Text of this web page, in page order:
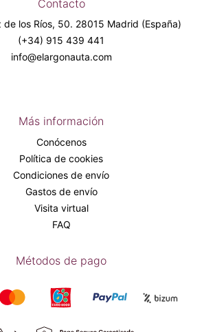
Contacto
de los Ríos, 50. 28015 Madrid (España)
(+34) 915 439 441
info@elargonauta.com
Más información
Conócenos
Política de cookies
Condiciones de envío
Gastos de envío
Visita virtual
FAQ
Métodos de pago